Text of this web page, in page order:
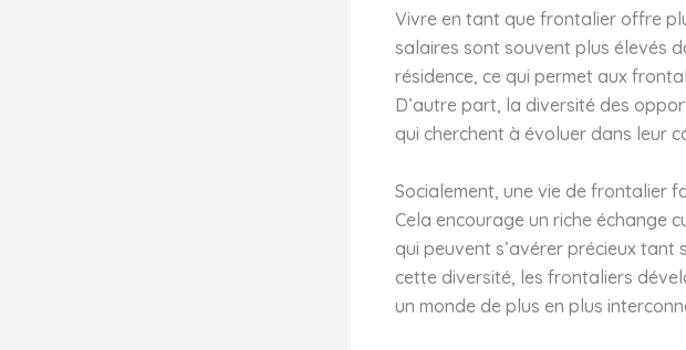
Vivre en tant que frontalier offre
salaires sont souvent plus élevés
résidence, ce qui permet aux
D’autre part, la diversité des
qui cherchent à évoluer dans leur
Socialement, une vie de frontalier
Cela encourage un riche échange
qui peuvent s’avérer précieux tant
cette diversité, les frontaliers
un monde de plus en plus